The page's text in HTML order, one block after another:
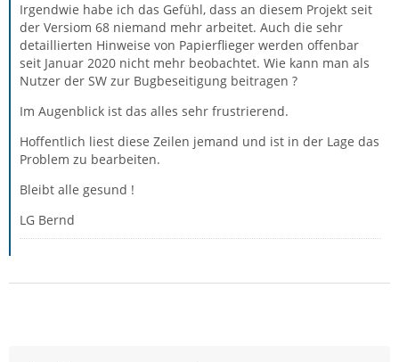
Irgendwie habe ich das Gefühl, dass an diesem Projekt seit
der Versiom 68 niemand mehr arbeitet. Auch die sehr
detaillierten Hinweise von Papierflieger werden offenbar
seit Januar 2020 nicht mehr beobachtet. Wie kann man als
Nutzer der SW zur Bugbeseitigung beitragen ?
Im Augenblick ist das alles sehr frustrierend.
Hoffentlich liest diese Zeilen jemand und ist in der Lage das
Problem zu bearbeiten.
Bleibt alle gesund !
LG Bernd